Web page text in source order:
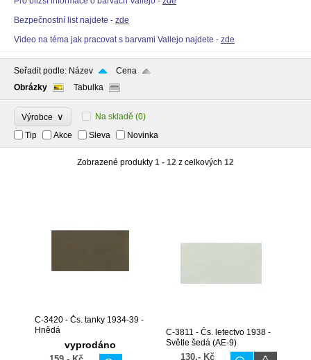
Bezpečnostní list najdete - zde
Video na téma jak pracovat s barvami Vallejo najdete - zde
Seřadit podle: Název
Cena
Obrázky
Tabulka
Výrobce ∨ Na skladě (0)
Tip
Akce Sleva Novinka
Zobrazené produkty 1 - 12 z celkových 12
C-3420 - Čs. tanky 1934-39 -
Hnědá
vyprodáno
C-3811 - Čs. letectvo 1938 -
Světle šedá (AE-9)
130,- Kč